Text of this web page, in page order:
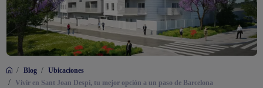
/ Blog / Ubicaciones
/ Vivir en Sant Joan Despí, tu mejor opción a un paso de Barcelona